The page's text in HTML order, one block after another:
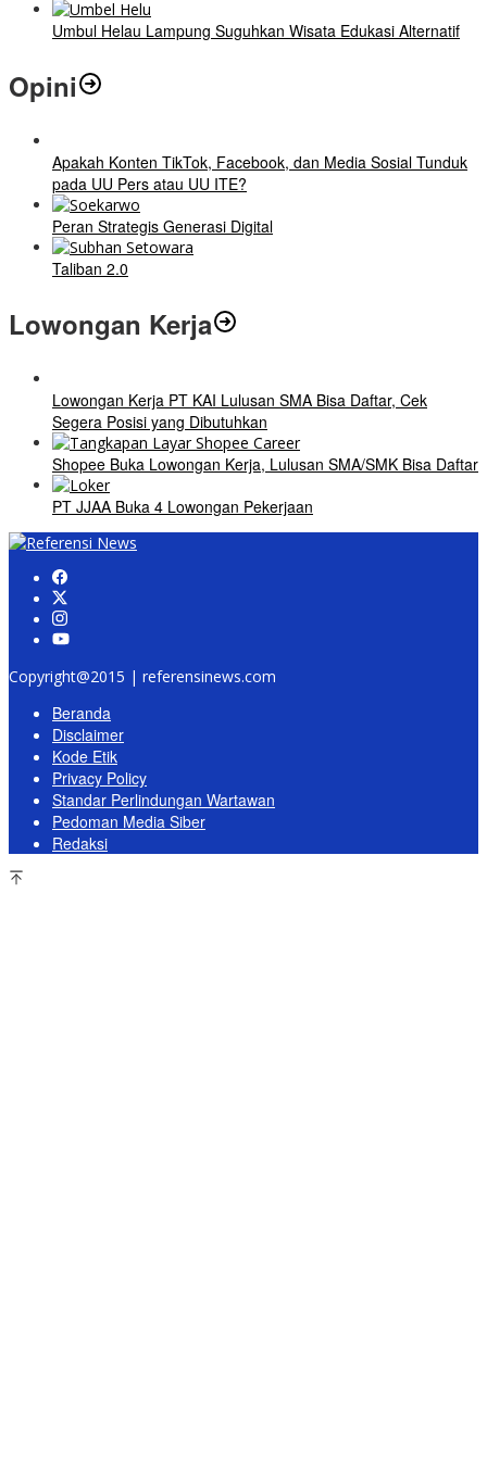
Umbul Helau Lampung Suguhkan Wisata Edukasi Alternatif
Opini
Apakah Konten TikTok, Facebook, dan Media Sosial Tunduk
pada UU Pers atau UU ITE?
Peran Strategis Generasi Digital
Taliban 2.0
Lowongan Kerja
Lowongan Kerja PT KAI Lulusan SMA Bisa Daftar, Cek
Segera Posisi yang Dibutuhkan
Shopee Buka Lowongan Kerja, Lulusan SMA/SMK Bisa Daftar
PT JJAA Buka 4 Lowongan Pekerjaan
Copyright@2015 | referensinews.com
Beranda
Disclaimer
Kode Etik
Privacy Policy
Standar Perlindungan Wartawan
Pedoman Media Siber
Redaksi